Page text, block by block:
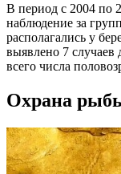
В период с 2004 по
наблюдение за
располагались у
выявлено 7 случаев
всего числа
Охрана